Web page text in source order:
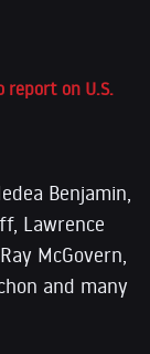
report on U.S.
Benjamin,
Lawrence
McGovern,
and many